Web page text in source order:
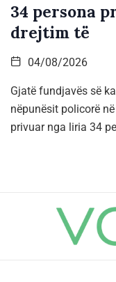
34 persona
drejtim të
04/08/2026
Gjatë fundjavës së
nëpunësit policorë
privuar nga liria 34